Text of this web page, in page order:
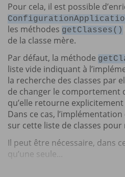
Pour cela, il est possible
les méthodes getClasses()
de la classe mère.
Par défaut, la méthode
liste vide indiquant à
la recherche des classes par
de changer le comportement
qu’elle retourne
Dans ce cas,
sur cette liste de classes
Il peut être nécessaire, dans
qu’une seule...